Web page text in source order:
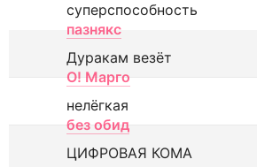
суперспособность
пазнякс
Дуракам везёт
О! Марго
нелёгкая
без обид
ЦИФРОВАЯ КОМА